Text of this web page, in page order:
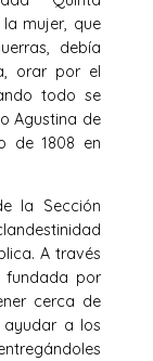
mujer, que
debía
orar por el
todo se
Agustina de
de 1808 en
la Sección
A través
fundada por
cerca de
a los